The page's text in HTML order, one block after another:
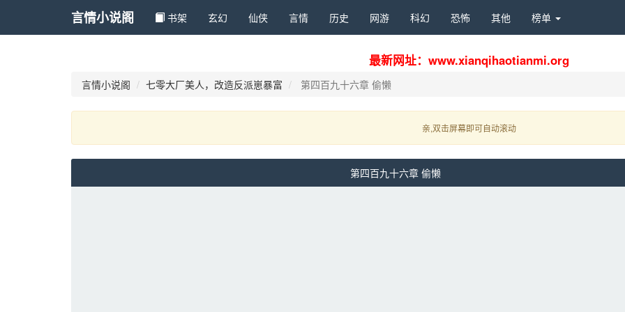
言情小说阁 书架 玄幻 仙侠 言情 历史 网游 科幻 恐怖 其他 榜单
最新网址：www.xianqihaotianmi.org
言情小说阁 七零大厂美人，改造反派崽暴富 第四百九十六章 偷懒
亲,双击屏幕即可自动滚动
第四百九十六章 偷懒